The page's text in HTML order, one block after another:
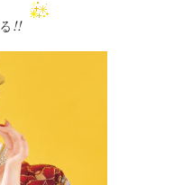
!!